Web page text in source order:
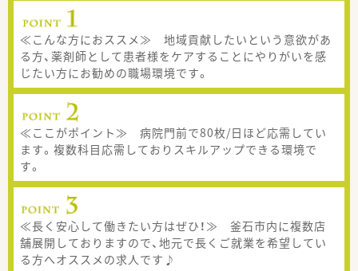
≪こんな方におススメ≫ 地域貢献したいという意欲があ
る方、薬剤師として患者様をケアすることにやりがいを感
じたい方にお勧めの職場環境です。
≪ここがポイント≫ 病院門前で80枚/日ほど応需してい
ます。複数科目応需しておりスキルアップできる環境で
す。
≪長く安心して働きたい方はぜひ！≫ 釜石市内に複数店
舗展開しておりますので、地元で長くご就業を希望してい
る方へオススメの求人です♪